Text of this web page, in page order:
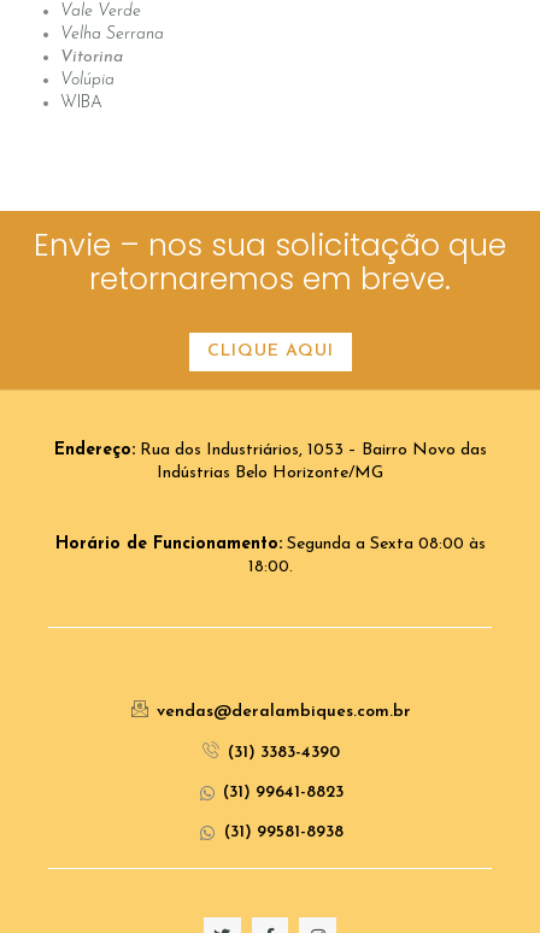
Vale Verde
Velha Serrana
Vitorina
Volúpia
WIBA
Envie – nos sua solicitação que
retornaremos em breve.
CLIQUE AQUI
Endereço:Rua dos Industriários, 1053 – Bairro Novo das
Indústrias Belo Horizonte/MG
Horário de Funcionamento:Segunda a Sexta 08:00 às
18:00.
vendas@deralambiques.com.br
(31) 3383-4390
(31) 99641-8823
(31) 99581-8938